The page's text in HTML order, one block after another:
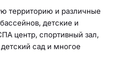
территорию и различные
детские и
центр, спортивный зал,
сад и многое